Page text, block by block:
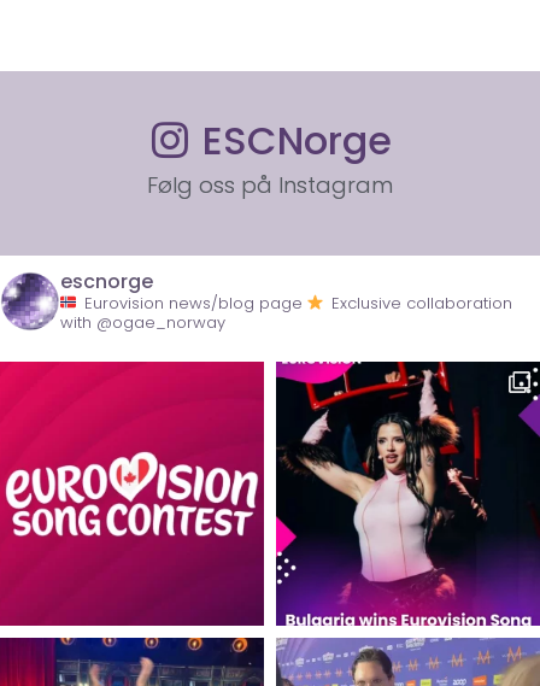
ESCNorge
Følg oss på Instagram
escnorge
Eurovision news/blog page
Exclusive collaboration
with @ogae_norway